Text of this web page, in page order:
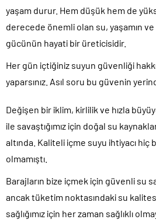
yaşam durur. Hem düşük hem de
derecede önemli olan su, yaşamın
gücünün hayati bir üreticisidir.
Her gün içtiğiniz suyun güvenliği
yaparsınız. Asıl soru bu güvenin
Değişen bir iklim, kirlilik ve hızla
ile savaştığımız için doğal su
altında. Kaliteli içme suyu ihtiyacı hiç
olmamıştı.
Barajların bize içmek için güvenli su
ancak tüketim noktasındaki su
sağlığımız için her zaman sağlıklı